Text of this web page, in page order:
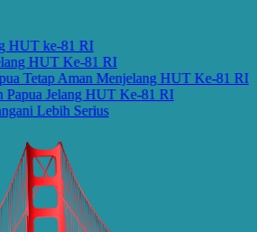
ke-81 RI
Ke-81 RI
Aman Menjelang HUT Ke-81 RI
Jelang HUT Ke-81 RI
Serius